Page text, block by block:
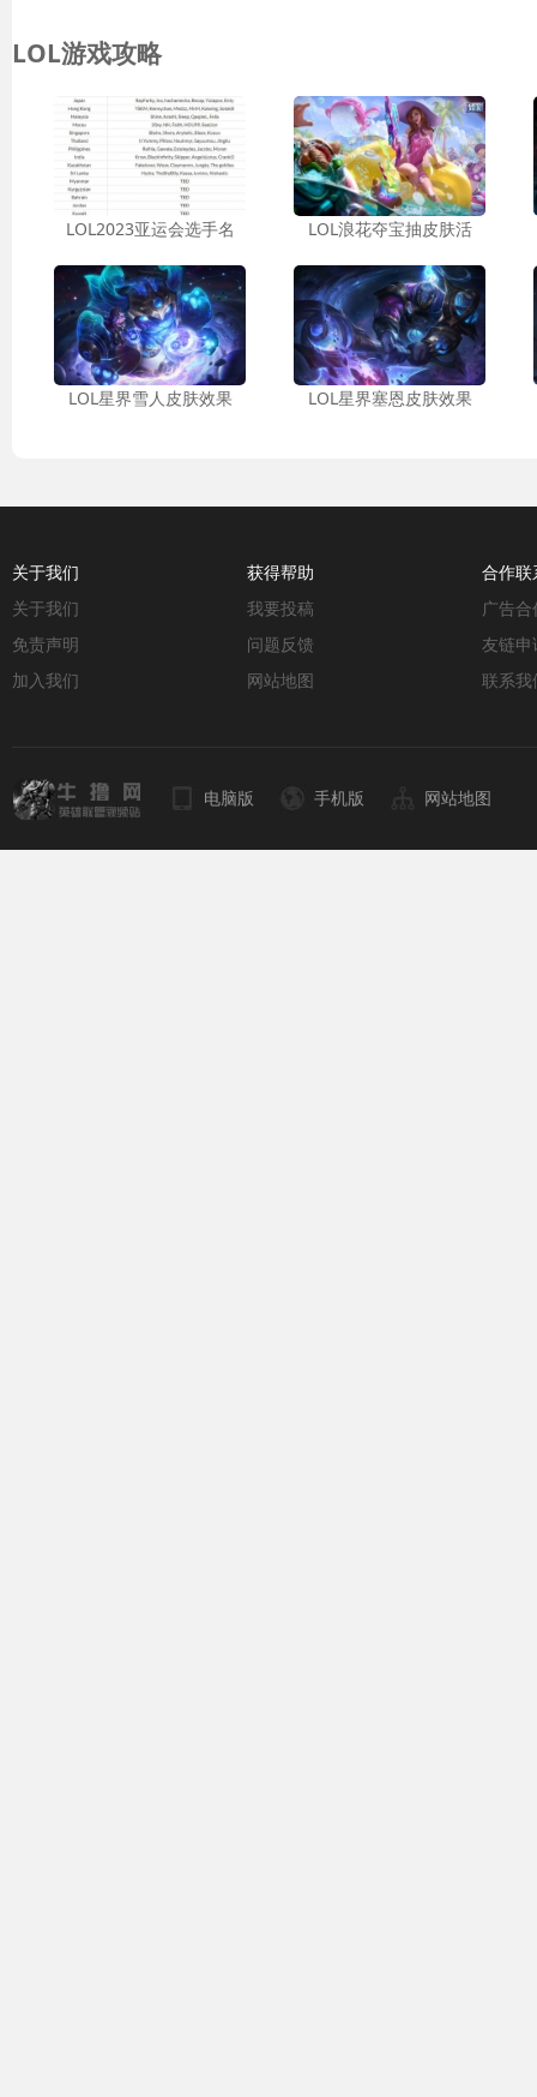
LOL游戏攻略
LOL2023亚运会选手名 LOL浪花夺宝抽皮肤活
LOL星界雪人皮肤效果 LOL星界塞恩皮肤效果
关于我们
关于我们
免责声明
加入我们
获得帮助
我要投稿
问题反馈
网站地图
合作联
广告合
友链申
联系我
电脑版 手机版 网站地图